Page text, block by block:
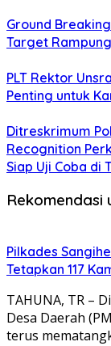
Ground
Target
​PLT Rektor
Penting untuk
Ditreskrimum
Recognition
Siap Uji Coba di
Rekomendasi
Pilkades
Tetapkan 117
TAHUNA, TR –
Desa Daerah
terus